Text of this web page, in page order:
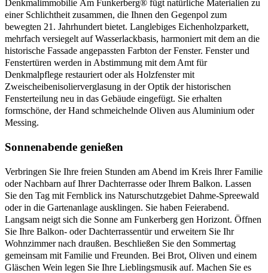
Denkmalimmobilie Am Funkerberg® fügt natürliche Materialien zu
einer Schlichtheit zusammen, die Ihnen den Gegenpol zum
bewegten 21. Jahrhundert bietet. Langlebiges Eichenholzparkett,
mehrfach versiegelt auf Wasserlackbasis, harmoniert mit dem an die
historische Fassade angepassten Farbton der Fenster. Fenster und
Fenstertüren werden in Abstimmung mit dem Amt für
Denkmalpflege restauriert oder als Holzfenster mit
Zweischeibenisolierverglasung in der Optik der historischen
Fensterteilung neu in das Gebäude eingefügt. Sie erhalten
formschöne, der Hand schmeichelnde Oliven aus Aluminium oder
Messing.
Sonnenabende genießen
Verbringen Sie Ihre freien Stunden am Abend im Kreis Ihrer Familie
oder Nachbarn auf Ihrer Dachterrasse oder Ihrem Balkon. Lassen
Sie den Tag mit Fernblick ins Naturschutzgebiet Dahme-Spreewald
oder in die Gartenanlage ausklingen. Sie haben Feierabend.
Langsam neigt sich die Sonne am Funkerberg gen Horizont. Öffnen
Sie Ihre Balkon- oder Dachterrassentür und erweitern Sie Ihr
Wohnzimmer nach draußen. Beschließen Sie den Sommertag
gemeinsam mit Familie und Freunden. Bei Brot, Oliven und einem
Gläschen Wein legen Sie Ihre Lieblingsmusik auf. Machen Sie es